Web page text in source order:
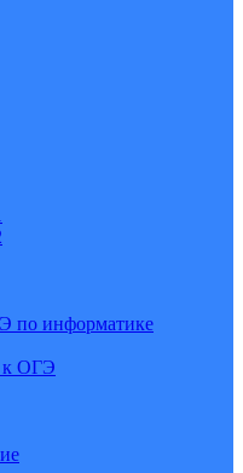
по информатике
к ОГЭ